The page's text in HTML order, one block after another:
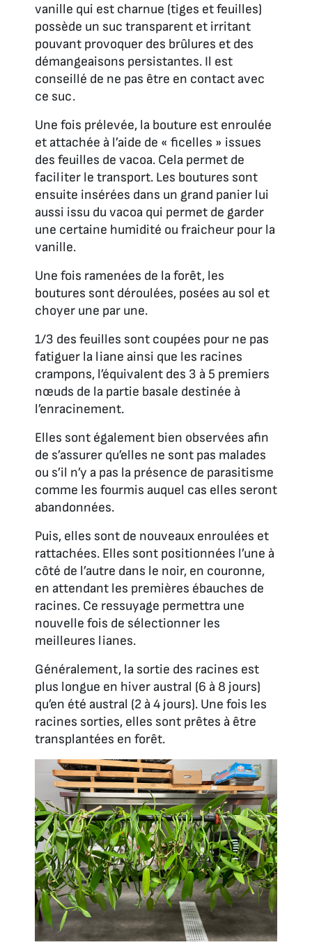
vanille qui est charnue (tiges et feuilles)
possède un suc transparent et irritant
pouvant provoquer des brûlures et des
démangeaisons persistantes. Il est
conseillé de ne pas être en contact avec
ce suc.
Une fois prélevée, la bouture est enroulée
et attachée à l’aide de « ficelles » issues
des feuilles de vacoa. Cela permet de
faciliter le transport. Les boutures sont
ensuite insérées dans un grand panier lui
aussi issu du vacoa qui permet de garder
une certaine humidité ou fraicheur pour la
vanille.
Une fois ramenées de la forêt, les
boutures sont déroulées, posées au sol et
choyer une par une.
1/3 des feuilles sont coupées pour ne pas
fatiguer la liane ainsi que les racines
crampons, l’équivalent des 3 à 5 premiers
nœuds de la partie basale destinée à
l’enracinement.
Elles sont également bien observées afin
de s’assurer qu’elles ne sont pas malades
ou s’il n’y a pas la présence de parasitisme
comme les fourmis auquel cas elles seront
abandonnées.
Puis, elles sont de nouveaux enroulées et
rattachées. Elles sont positionnées l’une à
côté de l’autre dans le noir, en couronne,
en attendant les premières ébauches de
racines. Ce ressuyage permettra une
nouvelle fois de sélectionner les
meilleures lianes.
Généralement, la sortie des racines est
plus longue en hiver austral (6 à 8 jours)
qu’en été austral (2 à 4 jours). Une fois les
racines sorties, elles sont prêtes à être
transplantées en forêt.